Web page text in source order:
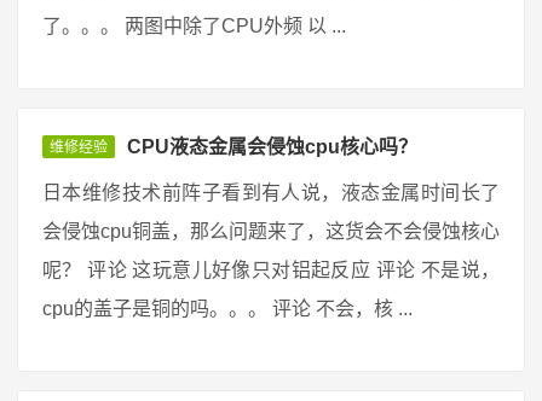
了。。。 两图中除了CPU外频 以 ...
维修经验 CPU液态金属会侵蚀cpu核心吗？
日本维修技术前阵子看到有人说，液态金属时间长了
会侵蚀cpu铜盖，那么问题来了，这货会不会侵蚀核心
呢？ 评论 这玩意儿好像只对铝起反应 评论 不是说，
cpu的盖子是铜的吗。。。 评论 不会，核 ...